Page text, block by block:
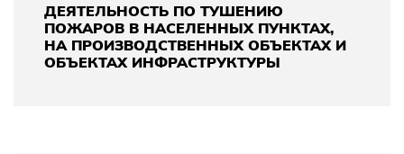
ДЕЯТЕЛЬНОСТЬ ПО ТУШЕНИЮ
ПОЖАРОВ В НАСЕЛЕННЫХ ПУНКТАХ,
НА ПРОИЗВОДСТВЕННЫХ ОБЪЕКТАХ И
ОБЪЕКТАХ ИНФРАСТРУКТУРЫ